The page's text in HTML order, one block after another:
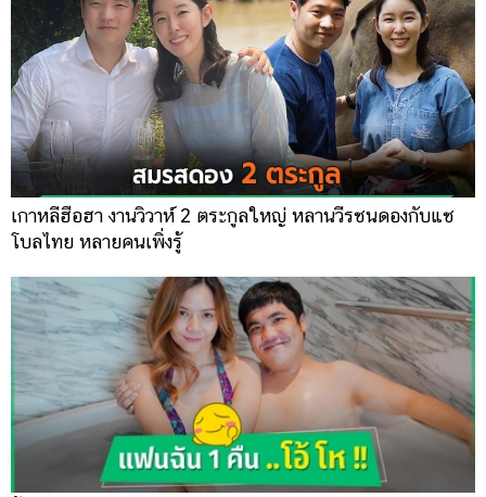
เกาหลีฮือฮา งานวิวาห์ 2 ตระกูลใหญ่ หลานวีรชนดองกับแช
โบลไทย หลายคนเพิ่งรู้